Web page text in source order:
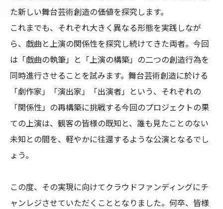
た新しい舞台芸術創造の価値を探究します。
これまでも、それぞれ大きく異なる形態を実践しなが
ら、戯曲と上演の関係性を探究し続けてきた両者。今回
は「戯曲の執筆」と「上演の構築」の二つの創造行為を
同時進行させることを試みます。舞台芸術創造に於ける
「劇作家」「演出家」「出演者」という、それぞれの
「関係性」の再構築に挑戦する今回のプロジェクトの果
ての上演は、観客の皆様の既知と、誰も見たことのない
未知との間を、軽やかに往還するような公演となるでし
ょう。
この度、その実現に向けてクラウドファンディングにチ
ャンレジさせていただくこととなりました。何卒、皆様